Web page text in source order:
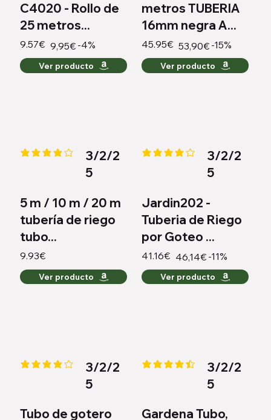
C4020 - Rollo de
25 metros...
9.57€ 9,95€ -4%
Ver producto
metros TUBERIA
16mm negra A...
45.95€ 53,90€ -15%
Ver producto
la calificación promedio es 3.9 de 5
3/2/2
5
5 m / 10 m / 20 m
tubería de riego
tubo...
9.93€
Ver producto
la calificación promedio es 4 de
3/2/2
5
Jardin202 -
Tuberia de Riego
por Goteo ...
41.16€ 46,14€ -11%
Ver producto
la calificación promedio es 4.2 de 5
3/2/2
5
Tubo de gotero
la calificación promedio es 4.4
3/2/2
5
Gardena Tubo,